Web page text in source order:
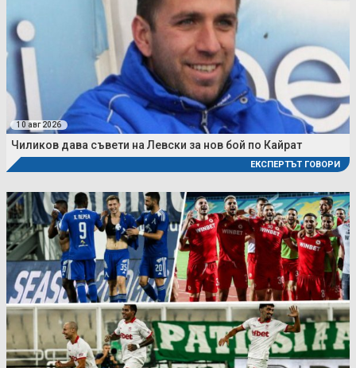
10 авг 2026
Чиликов дава съвети на Левски за нов бой по Кайрат
ЕКСПЕРТЪТ ГОВОРИ